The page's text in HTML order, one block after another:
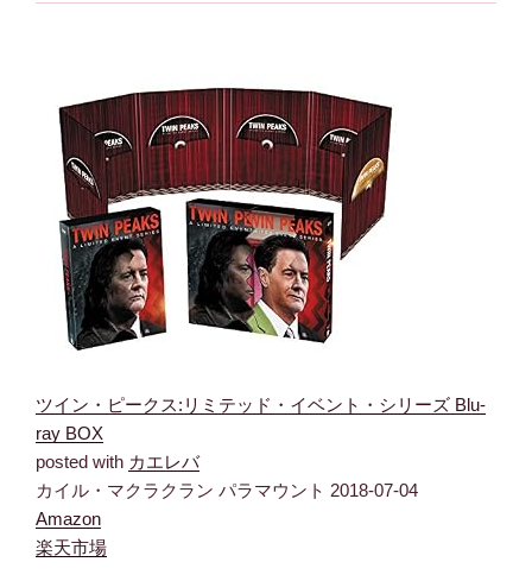
ツイン・ピークス:リミテッド・イベント・シリーズ Blu-
ray BOX
posted with カエレバ
カイル・マクラクラン パラマウント 2018-07-04
Amazon
楽天市場